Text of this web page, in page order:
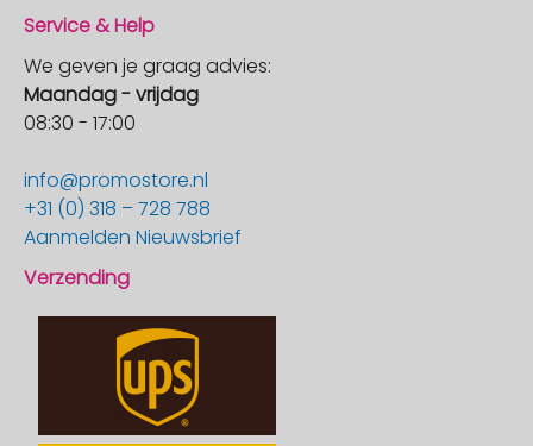
Service & Help
We geven je graag advies:
Maandag - vrijdag
08:30 - 17:00
info@promostore.nl
+31 (0) 318 – 728 788
Aanmelden Nieuwsbrief
Verzending